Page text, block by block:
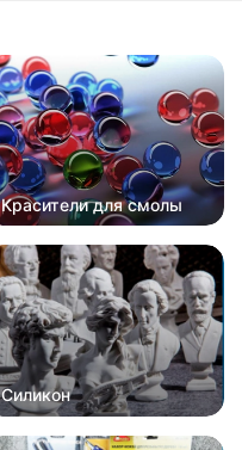
Красители для смолы
Силикон